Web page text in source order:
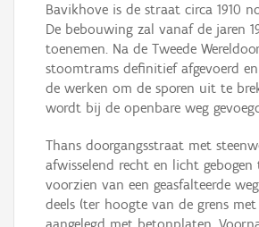
Bavikhove is de straat circa 1910
De bebouwing zal vanaf de jaren
toenemen. Na de Tweede
stoomtrams definitief afgevoerd
de werken om de sporen uit te
wordt bij de openbare weg
Thans doorgangsstraat met
afwisselend recht en licht gebogen
voorzien van een geasfalteerde
deels (ter hoogte van de grens